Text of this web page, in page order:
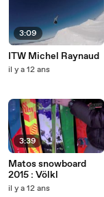
3:09
ITW Michel Raynaud
il y a 12 ans
3:39
Matos snowboard
2015 : Völkl
il y a 12 ans